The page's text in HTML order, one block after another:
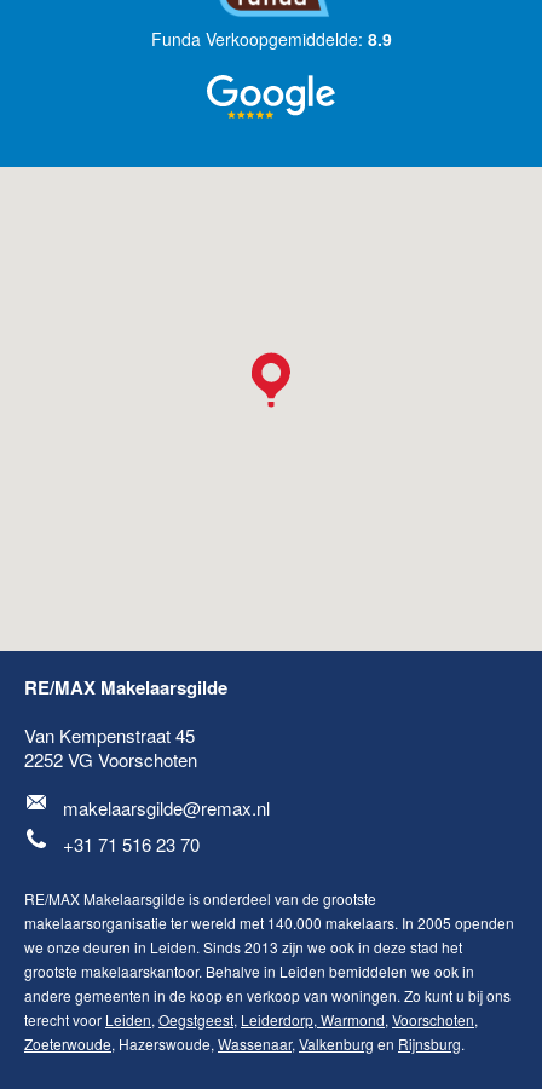
Funda Verkoopgemiddelde: 8.9
RE/MAX Makelaarsgilde
Van Kempenstraat 45
2252 VG Voorschoten
makelaarsgilde@remax.nl
+31 71 516 23 70
RE/MAX Makelaarsgilde is onderdeel van de grootste
makelaarsorganisatie ter wereld met 140.000 makelaars. In 2005 openden
we onze deuren in Leiden. Sinds 2013 zijn we ook in deze stad het
grootste makelaarskantoor. Behalve in Leiden bemiddelen we ook in
andere gemeenten in de koop en verkoop van woningen. Zo kunt u bij ons
terecht voor Leiden, Oegstgeest, Leiderdorp, Warmond, Voorschoten,
Zoeterwoude, Hazerswoude, Wassenaar, Valkenburg en Rijnsburg.